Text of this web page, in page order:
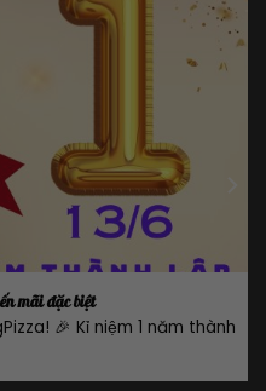
Kính Chúc Ngày 8/3 An Lành và
yêu của King Pizza! Nhân dịp